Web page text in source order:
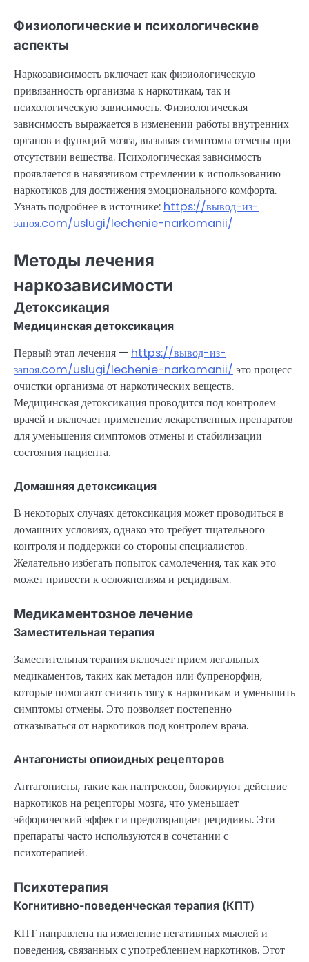
Физиологические и психологические
аспекты
Наркозависимость включает как физиологическую
привязанность организма к наркотикам, так и
психологическую зависимость. Физиологическая
зависимость выражается в изменении работы внутренних
органов и функций мозга, вызывая симптомы отмены при
отсутствии вещества. Психологическая зависимость
проявляется в навязчивом стремлении к использованию
наркотиков для достижения эмоционального комфорта.
Узнать подробнее в источнике: https://вывод-из-
запоя.com/uslugi/lechenie-narkomanii/
Методы лечения
наркозависимости
Детоксикация
Медицинская детоксикация
Первый этап лечения — https://вывод-из-
запоя.com/uslugi/lechenie-narkomanii/ это процесс
очистки организма от наркотических веществ.
Медицинская детоксикация проводится под контролем
врачей и включает применение лекарственных препаратов
для уменьшения симптомов отмены и стабилизации
состояния пациента.
Домашняя детоксикация
В некоторых случаях детоксикация может проводиться в
домашних условиях, однако это требует тщательного
контроля и поддержки со стороны специалистов.
Желательно избегать попыток самолечения, так как это
может привести к осложнениям и рецидивам.
Медикаментозное лечение
Заместительная терапия
Заместительная терапия включает прием легальных
медикаментов, таких как метадон или бупренорфин,
которые помогают снизить тягу к наркотикам и уменьшить
симптомы отмены. Это позволяет постепенно
отказываться от наркотиков под контролем врача.
Антагонисты опиоидных рецепторов
Антагонисты, такие как налтрексон, блокируют действие
наркотиков на рецепторы мозга, что уменьшает
эйфорический эффект и предотвращает рецидивы. Эти
препараты часто используются в сочетании с
психотерапией.
Психотерапия
Когнитивно-поведенческая терапия (КПТ)
КПТ направлена на изменение негативных мыслей и
поведения, связанных с употреблением наркотиков. Этот